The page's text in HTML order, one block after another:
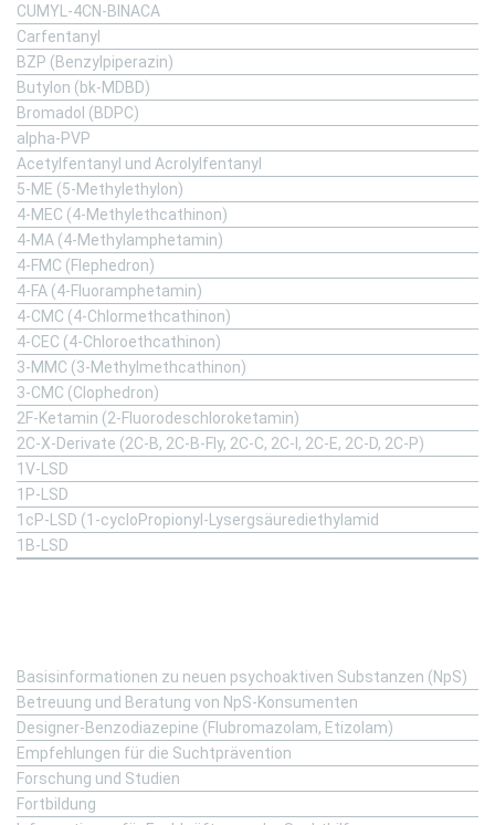
CUMYL-4CN-BINACA
Carfentanyl
BZP (Benzylpiperazin)
Butylon (bk-MDBD)
Bromadol (BDPC)
alpha-PVP
Acetylfentanyl und Acrolylfentanyl
5-ME (5-Methylethylon)
4-MEC (4-Methylethcathinon)
4-MA (4-Methylamphetamin)
4-FMC (Flephedron)
4-FA (4-Fluoramphetamin)
4-CMC (4-Chlormethcathinon)
4-CEC (4-Chloroethcathinon)
3-MMC (3-Methylmethcathinon)
3-CMC (Clophedron)
2F-Ketamin (2-Fluorodeschloroketamin)
2C-X-Derivate (2C-B, 2C-B-Fly, 2C-C, 2C-I, 2C-E, 2C-D, 2C-P)
1V-LSD
1P-LSD
1cP-LSD (1-cycloPropionyl-Lysergsäurediethylamid
1B-LSD
Basisinformationen zu neuen psychoaktiven Substanzen (NpS)
Betreuung und Beratung von NpS-Konsumenten
Designer-Benzodiazepine (Flubromazolam, Etizolam)
Empfehlungen für die Suchtprävention
Forschung und Studien
Fortbildung